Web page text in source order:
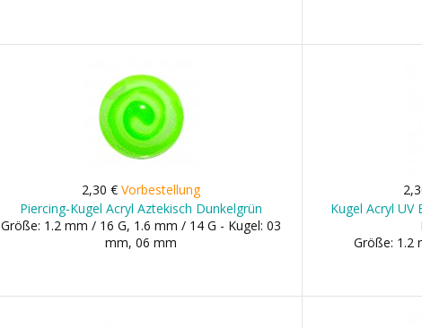
2,30 €Vorbestellung
Piercing-Kugel Acryl Aztekisch Dunkelgrün
Größe: 1.2 mm / 16 G, 1.6 mm / 14 G - Kugel: 03
mm, 06 mm
Kugel Acryl UV
Größe: 1.2